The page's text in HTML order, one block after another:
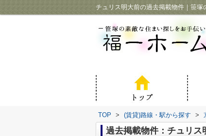
チュリス明大前の過去掲載物件｜笹塚
TOP > (賃貸)路線・駅から探す >
過去掲載物件：チュリス